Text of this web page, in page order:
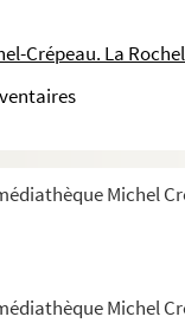
Crépeau. La
Michel
Michel
Longchamps, homme
et en vers
Liégeois, de la
les seigneuries des
de Dompierre-sur-